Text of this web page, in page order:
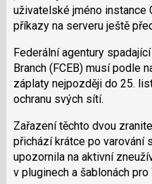
uživatelské jméno instance
příkazy na serveru ještě
Federální agentury
Branch (FCEB) musí podle
záplaty nejpozději do 25.
ochranu svých sítí.
Zařazení těchto dvou
přichází krátce po varování
upozornila na aktivní
v pluginech a šablonách